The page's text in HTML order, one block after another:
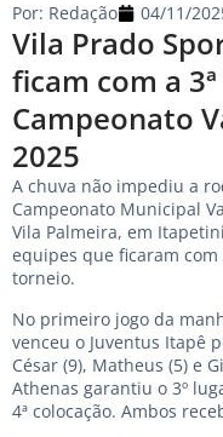
Vila Prado
ficam com a
Campeonato
2025
Por: Redação 04/11/
A chuva não impediu a
Campeonato Municipal
Vila Palmeira, em
equipes que ficaram com
torneio.
No primeiro jogo da
venceu o Juventus Itapê
César (9), Matheus (5) e
Athenas garantiu o 3º
4ª colocação. Ambos